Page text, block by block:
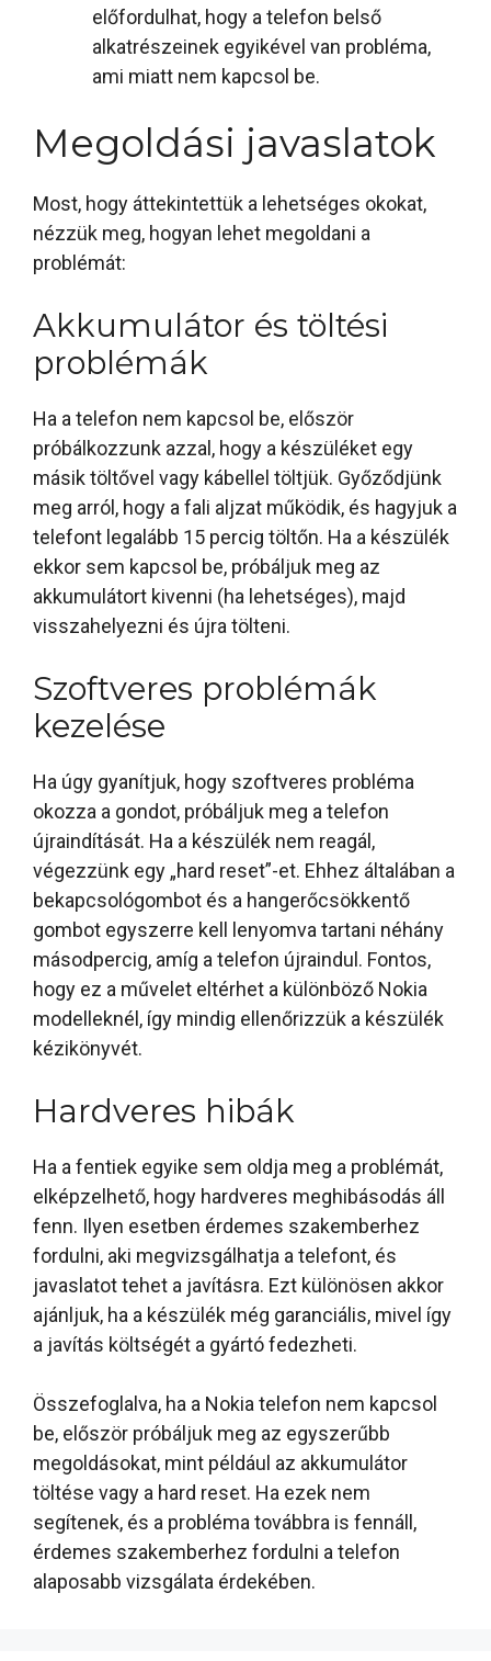
előfordulhat, hogy a telefon belső
alkatrészeinek egyikével van probléma,
ami miatt nem kapcsol be.
Megoldási javaslatok
Most, hogy áttekintettük a lehetséges okokat,
nézzük meg, hogyan lehet megoldani a
problémát:
Akkumulátor és töltési
problémák
Ha a telefon nem kapcsol be, először
próbálkozzunk azzal, hogy a készüléket egy
másik töltővel vagy kábellel töltjük. Győződjünk
meg arról, hogy a fali aljzat működik, és hagyjuk a
telefont legalább 15 percig töltőn. Ha a készülék
ekkor sem kapcsol be, próbáljuk meg az
akkumulátort kivenni (ha lehetséges), majd
visszahelyezni és újra tölteni.
Szoftveres problémák
kezelése
Ha úgy gyanítjuk, hogy szoftveres probléma
okozza a gondot, próbáljuk meg a telefon
újraindítását. Ha a készülék nem reagál,
végezzünk egy „hard reset”-et. Ehhez általában a
bekapcsológombot és a hangerőcsökkentő
gombot egyszerre kell lenyomva tartani néhány
másodpercig, amíg a telefon újraindul. Fontos,
hogy ez a művelet eltérhet a különböző Nokia
modelleknél, így mindig ellenőrizzük a készülék
kézikönyvét.
Hardveres hibák
Ha a fentiek egyike sem oldja meg a problémát,
elképzelhető, hogy hardveres meghibásodás áll
fenn. Ilyen esetben érdemes szakemberhez
fordulni, aki megvizsgálhatja a telefont, és
javaslatot tehet a javításra. Ezt különösen akkor
ajánljuk, ha a készülék még garanciális, mivel így
a javítás költségét a gyártó fedezheti.
Összefoglalva, ha a Nokia telefon nem kapcsol
be, először próbáljuk meg az egyszerűbb
megoldásokat, mint például az akkumulátor
töltése vagy a hard reset. Ha ezek nem
segítenek, és a probléma továbbra is fennáll,
érdemes szakemberhez fordulni a telefon
alaposabb vizsgálata érdekében.